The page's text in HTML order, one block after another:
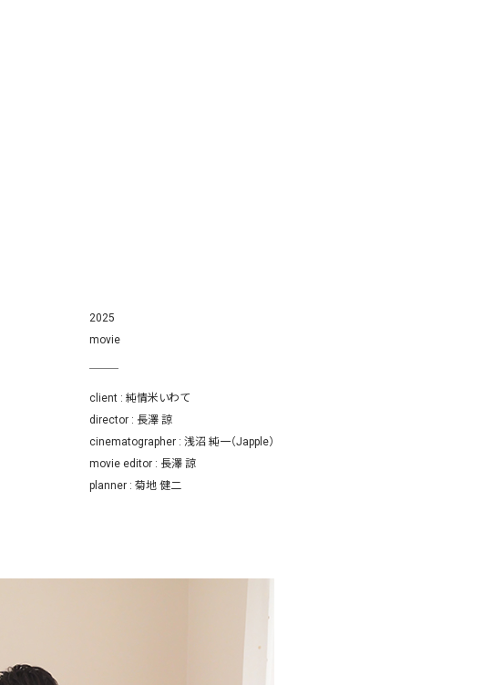
2025
movie
client : 純情米いわて
director : 長澤 諒
cinematographer : 浅沼 純一（Japple）
movie editor : 長澤 諒
planner : 菊地 健二